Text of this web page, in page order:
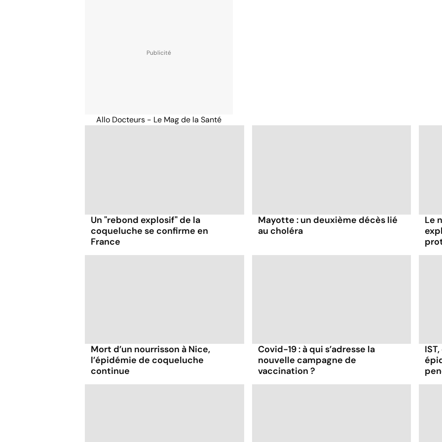
Allo Docteurs - Le Mag de la Santé
Un "rebond explosif" de la
coqueluche se confirme en
France
Mayotte : un deuxième décès lié
au choléra
Le
Mort d’un nourrisson à Nice,
l’épidémie de coqueluche
continue
Covid-19 : à qui s’adresse la
nouvelle campagne de
vaccination ?